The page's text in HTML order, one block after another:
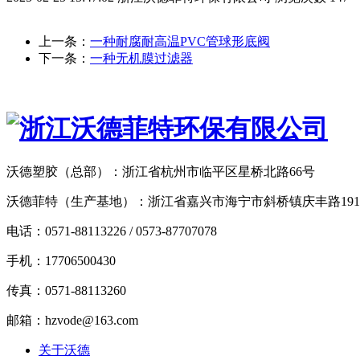
上一条： 一种耐腐耐高温PVC管球形底阀
下一条： 一种无机膜过滤器
沃德塑胶（总部）：浙江省杭州市临平区星桥北路66号
沃德菲特（生产基地）：浙江省嘉兴市海宁市斜桥镇庆丰路
电话：0571-88113226 / 0573-87707078
手机：17706500430
传真：0571-88113260
邮箱：hzvode@163.com
关于沃德